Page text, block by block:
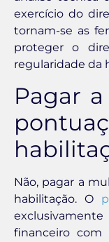
exercício do
tornam-se as
proteger o
regularidade da
Pagar
Não, pagar a
habilitação. O
financeiro